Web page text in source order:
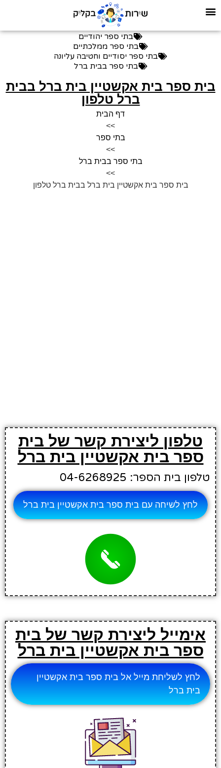
בתי ספר יהודיים
בתי ספר ממלכתיים
בתי ספר יסודיים וחטיבה עליונה
בתי ספר בבית ברל
בית ספר בית אקשטיין בית ברל בבית
ברל טלפון
דף הבית
>>
בתי ספר
>>
בתי ספר בבית ברל
>>
בית ספר בית אקשטיין בית ברל בבית ברל טלפון
טלפון ליצירת קשר של בית
ספר בית אקשטיין בית ברל
טלפון בית הספר: 04-6268925
לחץ לשיחה עם בית ספר בית אקשטיין בית ברל
אימייל ליצירת קשר של בית
ספר בית אקשטיין בית ברל
לחץ לשליחת מייל אל בית ספר בית אקשטיין
בית ברל